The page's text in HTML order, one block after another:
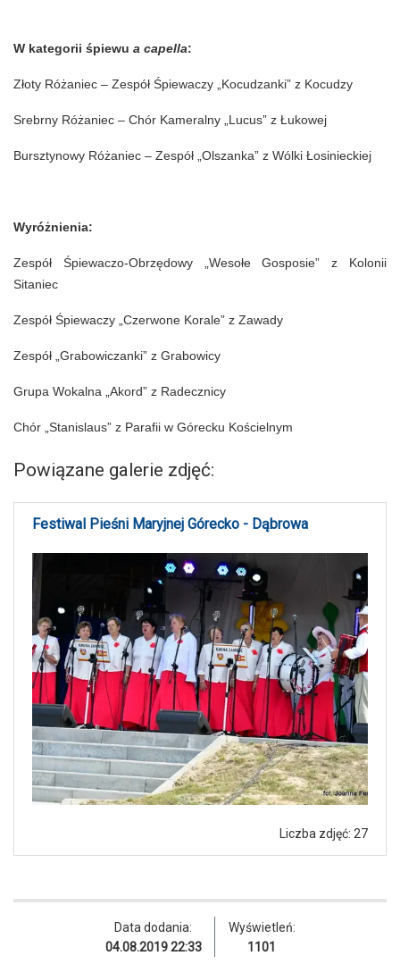
W kategorii śpiewu a capella:
Złoty Różaniec – Zespół Śpiewaczy „Kocudzanki” z Kocudzy
Srebrny Różaniec – Chór Kameralny „Lucus” z Łukowej
Bursztynowy Różaniec – Zespół „Olszanka” z Wólki Łosinieckiej
Wyróżnienia:
Zespół Śpiewaczo-Obrzędowy „Wesołe Gosposie” z Kolonii
Sitaniec
Zespół Śpiewaczy „Czerwone Korale” z Zawady
Zespół „Grabowiczanki” z Grabowicy
Grupa Wokalna „Akord” z Radecznicy
Chór „Stanislaus” z Parafii w Górecku Kościelnym
Powiązane galerie zdjęć:
Festiwal Pieśni Maryjnej Górecko - Dąbrowa
Liczba zdjęć: 27
Data dodania:
04.08.2019 22:33
Wyświetleń:
1101